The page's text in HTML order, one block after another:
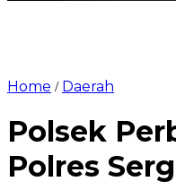
Home / Daerah
Polsek
Polres